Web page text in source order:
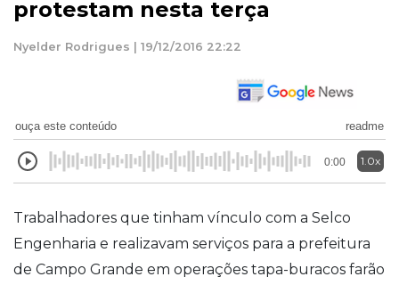
protestam nesta terça
Nyelder Rodrigues | 19/12/2016 22:22
ouça este conteúdo readme
0:00 1.0x
Trabalhadores que tinham vínculo com a Selco
Engenharia e realizavam serviços para a prefeitura
de Campo Grande em operações tapa-buracos farão